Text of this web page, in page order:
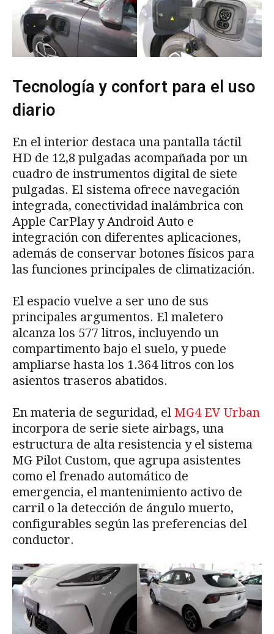
Tecnología y confort para el uso
diario
En el interior destaca una pantalla táctil
HD de 12,8 pulgadas acompañada por un
cuadro de instrumentos digital de siete
pulgadas. El sistema ofrece navegación
integrada, conectividad inalámbrica con
Apple CarPlay y Android Auto e
integración con diferentes aplicaciones,
además de conservar botones físicos para
las funciones principales de climatización.
El espacio vuelve a ser uno de sus
principales argumentos. El maletero
alcanza los 577 litros, incluyendo un
compartimento bajo el suelo, y puede
ampliarse hasta los 1.364 litros con los
asientos traseros abatidos.
En materia de seguridad, el MG4 EV Urban
incorpora de serie siete airbags, una
estructura de alta resistencia y el sistema
MG Pilot Custom, que agrupa asistentes
como el frenado automático de
emergencia, el mantenimiento activo de
carril o la detección de ángulo muerto,
configurables según las preferencias del
conductor.